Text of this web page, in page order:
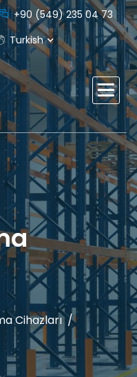
+90 (549) 235 04 73
Turkish
Cihazları